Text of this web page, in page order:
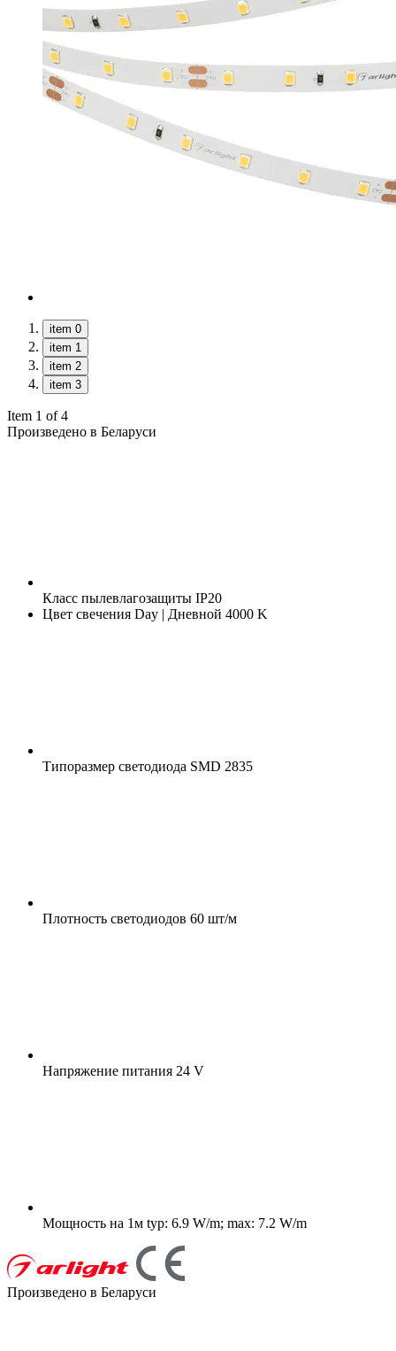
item 0
item 1
item 2
item 3
Item 1 of 4
Произведено в Беларуси
Класс пылевлагозащиты IP20
Цвет свечения Day | Дневной 4000 K
Типоразмер светодиода SMD 2835
Плотность светодиодов 60 шт/м
Напряжение питания 24 V
Мощность на 1м typ: 6.9 W/m; max: 7.2 W/m
Произведено в Беларуси